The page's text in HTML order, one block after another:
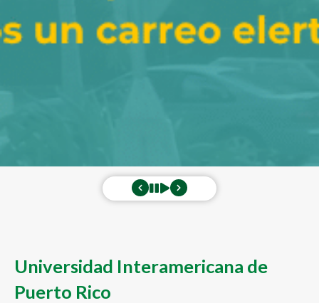
Universidad Interamericana de
Puerto Rico